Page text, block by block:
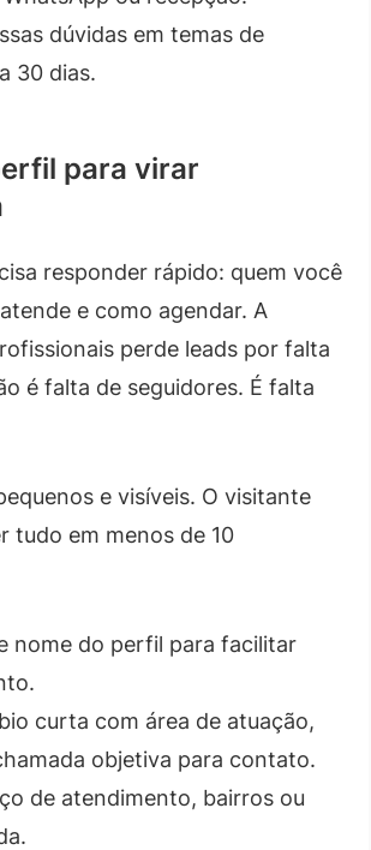
dúvidas em temas de
30 dias.
para virar
responder rápido: quem você
e como agendar. A
perde leads por falta
é falta de seguidores. É falta
e visíveis. O visitante
tudo em menos de 10
nome do perfil para facilitar
curta com área de atuação,
objetiva para contato.
de atendimento, bairros ou